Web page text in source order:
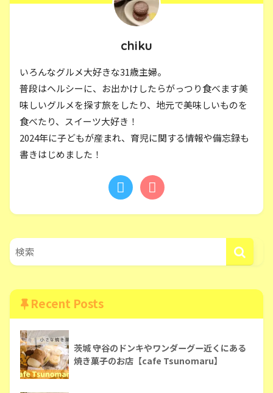
chiku
いろんなグルメ大好きな31歳主婦。
普段はヘルシーに、お出かけしたらがっつり食べます美
味しいグルメを探す旅をしたり、地元で美味しいものを
食べたり、スイーツ大好き！
2024年に子どもが産まれ、育児に関する情報や備忘録も
書きはじめました！
Recent Posts
茨城 守谷のドンキやワンダーグー近くにある
焼き菓子のお店【cafe Tsunomaru】